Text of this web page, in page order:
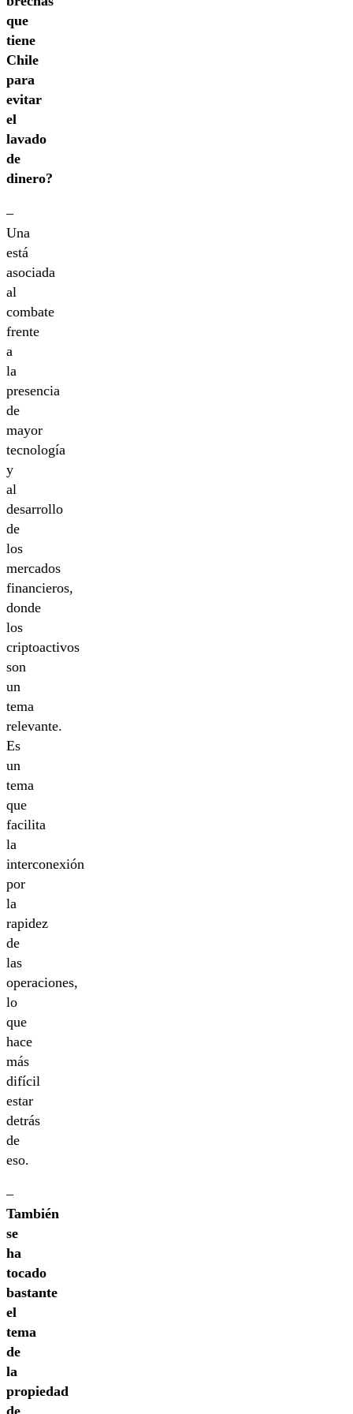
que
tiene
Chile
para
evitar
el
lavado
de
dinero?
–
Una
está
asociada
al
combate
frente
a
la
presencia
de
mayor
tecnología
y
al
desarrollo
de
los
mercados
financieros,
donde
los
criptoactivos
son
un
tema
relevante.
Es
un
tema
que
facilita
la
interconexión
por
la
rapidez
de
las
operaciones,
lo
que
hace
más
difícil
estar
detrás
de
eso.
–
También
se
ha
tocado
bastante
el
tema
de
la
propiedad
de